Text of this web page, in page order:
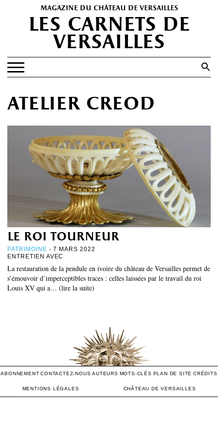
magazine du château de versailles
les carnets de
versailles
Search Button
PATRIMOINE
SPECTACLES
PORTFOLIOS
HISTOIRE(S)
LES +
ABONNEMENT GRATUIT AU MAGAZINE
atelier creod
le roi tourneur
PATRIMOINE - 7 MARS 2022
ENTRETIEN AVEC
La restauration de la pendule en ivoire du château de Versailles permet de
s’émouvoir d’imperceptibles traces : celles laissées par le travail du roi
Louis XV qui a… (lire la suite)
ABONNEMENT CONTACTEZ-NOUS AUTEURS MOTS-CLÉS PLAN DE SITE CRÉDITS
MENTIONS LÉGALES CHÂTEAU DE VERSAILLES